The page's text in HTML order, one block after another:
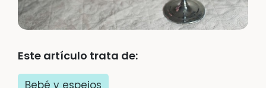
Este artículo trata de:
Bebé y espejos